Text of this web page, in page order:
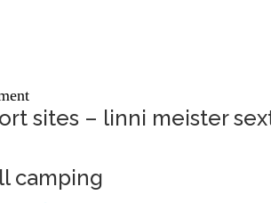
sites – linni meister
camping